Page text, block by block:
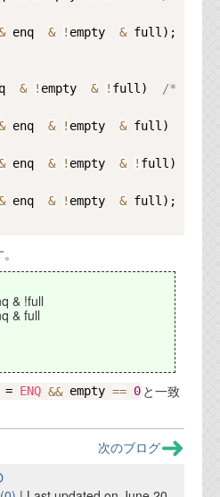
enq & ! empty &
& ! empty & ! full)
/*
enq & ! empty &
enq & ! empty & !
enq & ! empty &
& !full
& full
= ENQ && empty == 0 と一致
次のブログ